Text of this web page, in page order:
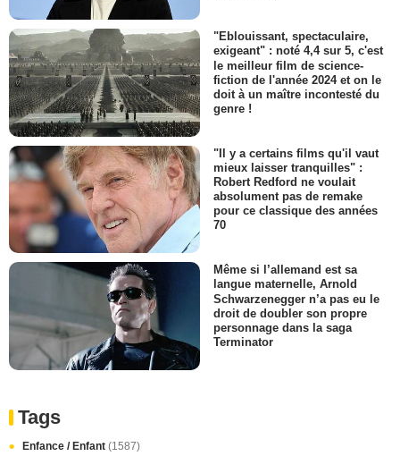
"Eblouissant, spectaculaire,
exigeant" : noté 4,4 sur 5, c'est
le meilleur film de science-
fiction de l'année 2024 et on le
doit à un maître incontesté du
genre !
"Il y a certains films qu'il vaut
mieux laisser tranquilles" :
Robert Redford ne voulait
absolument pas de remake
pour ce classique des années
70
Même si l’allemand est sa
langue maternelle, Arnold
Schwarzenegger n’a pas eu le
droit de doubler son propre
personnage dans la saga
Terminator
Tags
Enfance / Enfant (1587)